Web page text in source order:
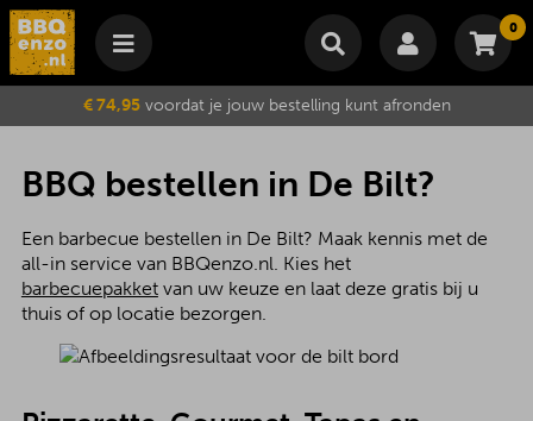
0
Winkelmand
Je winkelwagen is momenteel leeg.
Subtotaal €
Wijzig winkelmand Bestellen
€ 74,95voordat je jouw bestelling kunt afronden
BBQ bestellen in De Bilt?
Een barbecue bestellen in De Bilt? Maak kennis met de
all-in service van BBQenzo.nl. Kies het
barbecuepakketvan uw keuze en laat deze gratis bij u
thuis of op locatie bezorgen.